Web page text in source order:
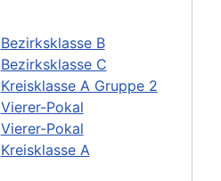
Bezirksklasse B
Bezirksklasse C
Kreisklasse A Gruppe 2
Vierer-Pokal
Vierer-Pokal
Kreisklasse A